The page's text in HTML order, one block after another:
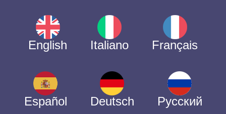
English Italiano Français
Español Deutsch Русский